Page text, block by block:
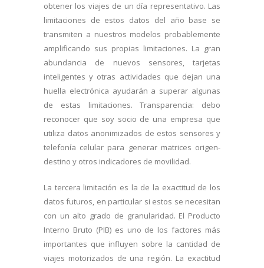
obtener los viajes de un día representativo. Las
limitaciones de estos datos del año base se
transmiten a nuestros modelos probablemente
amplificando sus propias limitaciones. La gran
abundancia de nuevos sensores, tarjetas
inteligentes y otras actividades que dejan una
huella electrónica ayudarán a superar algunas
de estas limitaciones. Transparencia: debo
reconocer que soy socio de una empresa que
utiliza datos anonimizados de estos sensores y
telefonía celular para generar matrices origen-
destino y otros indicadores de movilidad.
La tercera limitación es la de la exactitud de los
datos futuros, en particular si estos se necesitan
con un alto grado de granularidad. El Producto
Interno Bruto (PIB) es uno de los factores más
importantes que influyen sobre la cantidad de
viajes motorizados de una región. La exactitud